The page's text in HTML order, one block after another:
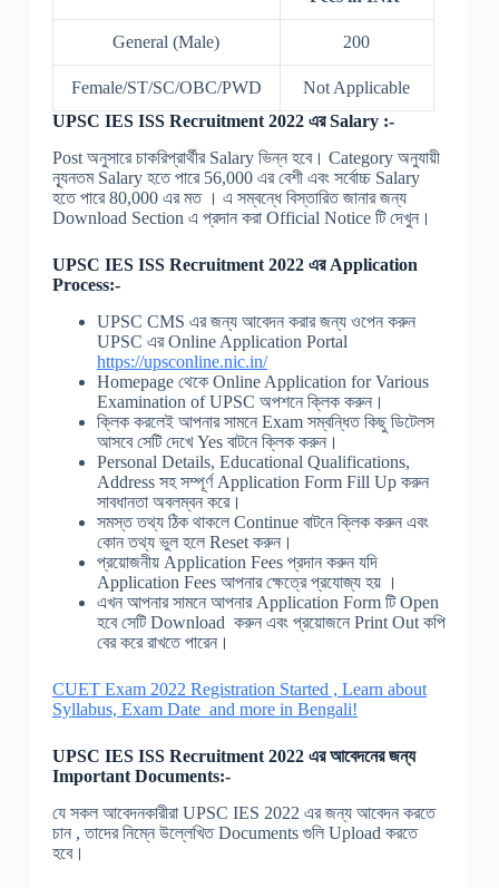
General (Male) 200
Female/ST/SC/OBC/PWD
Not Applicable
UPSC IES ISS Recruitment 2022 এর Salary :-
Post অনুসারে চাকরিপ্রার্থীর Salary ভিন্ন হবে। Category অনুযায়ী
ন্যূনতম Salary হতে পারে 56,000 এর বেশী এবং সর্বোচ্চ Salary
হতে পারে 80,000 এর মত । এ সম্বন্ধে বিস্তারিত জানার জন্য
Download Section এ প্রদান করা Official Notice টি দেখুন।
UPSC IES ISS Recruitment 2022 এর Application
Process:-
UPSC CMS এর জন্য আবেদন করার জন্য ওপেন করুন
UPSC এর Online Application Portal
https://upsconline.nic.in/
Homepage থেকে Online Application for Various
Examination of UPSC অপশনে ক্লিক করুন।
ক্লিক করলেই আপনার সামনে Exam সম্বন্ধিত কিছু ডিটেলস
আসবে সেটি দেখে Yes বাটনে ক্লিক করুন।
Personal Details, Educational Qualifications,
Address সহ সম্পূর্ণ Application Form Fill Up করুন
সাবধানতা অবলম্বন করে।
সমস্ত তথ্য ঠিক থাকলে Continue বাটনে ক্লিক করুন এবং
কোন তথ্য ভুল হলে Reset করুন।
প্রয়োজনীয় Application Fees প্রদান করুন যদি
Application Fees আপনার ক্ষেত্রে প্রযোজ্য হয় ।
এখন আপনার সামনে আপনার Application Form টি Open
হবে সেটি Download করুন এবং প্রয়োজনে Print Out কপি
বের করে রাখতে পারেন।
CUET Exam 2022 Registration Started , Learn about
Syllabus, Exam Date and more in Bengali!
UPSC IES ISS Recruitment 2022 এর আবেদনের জন্য
Important Documents:-
যে সকল আবেদনকারীরা UPSC IES 2022 এর জন্য আবেদন করতে
চান , তাদের নিম্নে উল্লেখিত Documents গুলি Upload করতে
হবে।